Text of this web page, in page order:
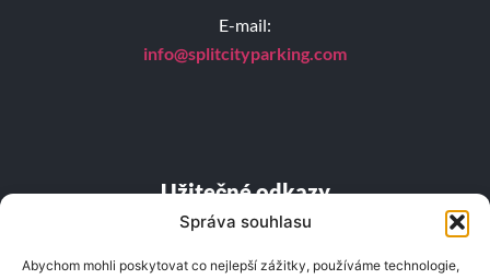
Správa souhlasu
Abychom mohli poskytovat co nejlepší zážitky, používáme technologie,
E-mail:
info@splitcityparking.com
Užitečné odkazy